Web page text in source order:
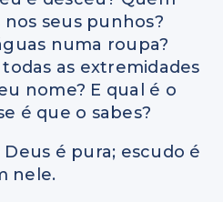
seus punhos?
numa roupa?
as extremidades
nome? E qual é o
é que o sabes?
Deus é pura; escudo é
nele.